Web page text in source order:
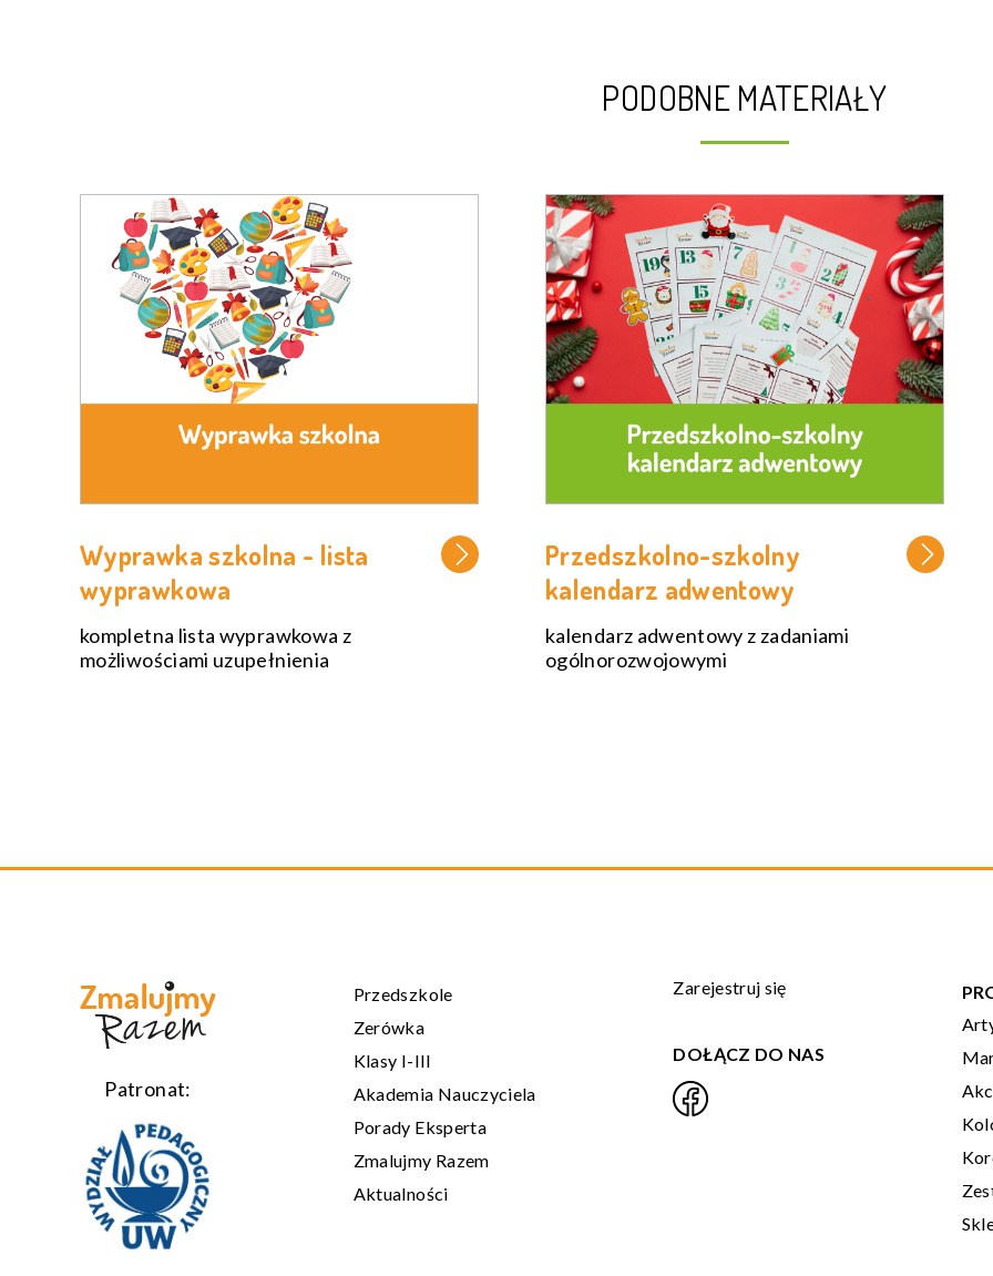
PODOBNE MATERIAŁY
Wyprawka szkolna - lista
wyprawkowa
kompletna lista wyprawkowa z
możliwościami uzupełnienia
Przedszkolno-szkolny
kalendarz adwentowy
kalendarz adwentowy z zadaniami
ogólnorozwojowymi
Patronat:
Przedszkole
Zerówka
Klasy I-III
Akademia Nauczyciela
Porady Eksperta
Zmalujmy Razem
Aktualności
Zarejestruj się
DOŁĄCZ DO NAS